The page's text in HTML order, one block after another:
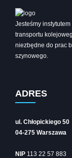
Jesteśmy
transportu
niezbędne do prac
szynowego.
ADRES
ul. Chłopickiego 50
04-275 Warszawa
NIP 113 22 57 883